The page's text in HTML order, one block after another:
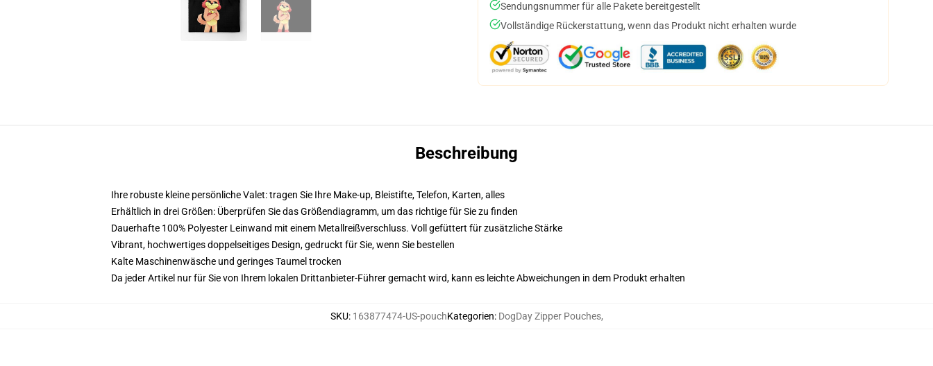
Sendungsnummer für alle Pakete bereitgestellt
Vollständige Rückerstattung, wenn das Produkt nicht erhalten wurde
Beschreibung
Ihre robuste kleine persönliche Valet: tragen Sie Ihre Make-up, Bleistifte, Telefon, Karten, alles
Erhältlich in drei Größen: Überprüfen Sie das Größendiagramm, um das richtige für Sie zu finden
Dauerhafte 100% Polyester Leinwand mit einem Metallreißverschluss. Voll gefüttert für zusätzliche Stärke
Vibrant, hochwertiges doppelseitiges Design, gedruckt für Sie, wenn Sie bestellen
Kalte Maschinenwäsche und geringes Taumel trocken
Da jeder Artikel nur für Sie von Ihrem lokalen Drittanbieter-Führer gemacht wird, kann es leichte Abweichungen in dem Produkt erhalten
SKU: 163877474-US-pouchKategorien: DogDay Zipper Pouches,